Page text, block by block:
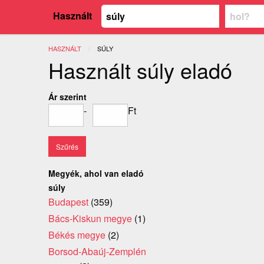
Használt
HASZNÁLT JELENLEGI:
SÚLY
Használt súly eladó
Ár szerint
- Ft
Megyék, ahol van eladó
súly
Budapest (359)
Bács-Kiskun megye (1)
Békés megye (2)
Borsod-Abaúj-Zemplén